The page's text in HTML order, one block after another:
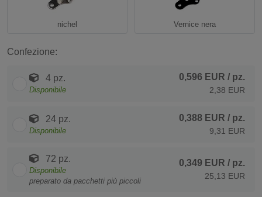
nichel Vernice nera
Confezione:
4 pz.
Disponibile
0,596 EUR / pz.
2,38 EUR
24 pz.
Disponibile
0,388 EUR / pz.
9,31 EUR
72 pz.
Disponibile
preparato da pacchetti più piccoli
0,349 EUR / pz.
25,13 EUR